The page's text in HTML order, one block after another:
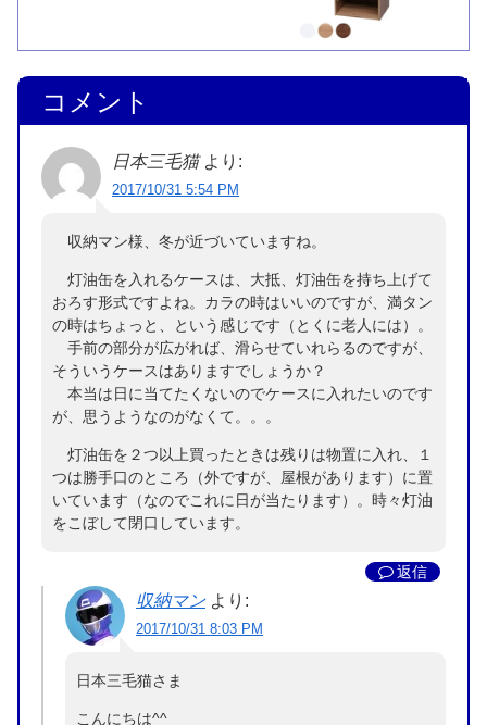
コメント
日本三毛猫 より:
2017/10/31 5:54 PM
収納マン様、冬が近づいていますね。
灯油缶を入れるケースは、大抵、灯油缶を持ち上げて
おろす形式ですよね。カラの時はいいのですが、満タン
の時はちょっと、という感じです（とくに老人には）。
手前の部分が広がれば、滑らせていれらるのですが、
そういうケースはありますでしょうか？
本当は日に当てたくないのでケースに入れたいのです
が、思うようなのがなくて。。。
灯油缶を２つ以上買ったときは残りは物置に入れ、１
つは勝手口のところ（外ですが、屋根があります）に置
いています（なのでこれに日が当たります）。時々灯油
をこぼして閉口しています。
返信
収納マン より:
2017/10/31 8:03 PM
日本三毛猫さま
こんにちは^^